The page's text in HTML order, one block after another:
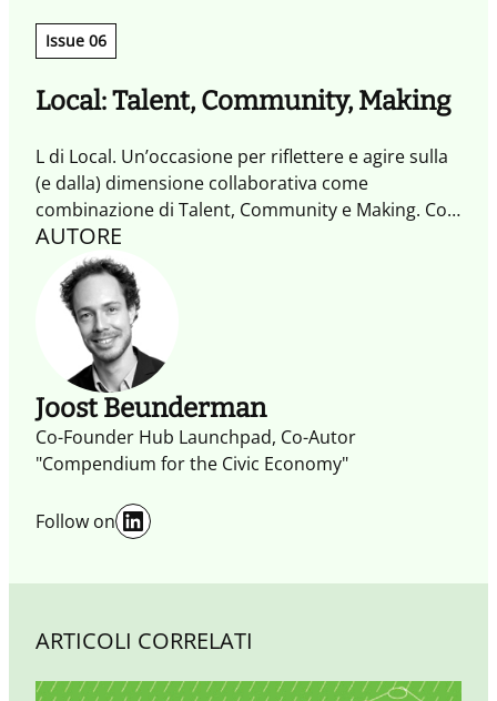
Issue 06
Local: Talent, Community, Making
L di Local. Un’occasione per riflettere e agire sulla
(e dalla) dimensione collaborativa come
combinazione di Talent, Community e Making. Con
inserto dedicato alla quarta dimensione del
Tempo con Timescapes.
AUTORE
Joost Beunderman
Co-Founder Hub Launchpad, Co-Autor
"Compendium for the Civic Economy"
Follow on LinkedIn
ARTICOLI CORRELATI